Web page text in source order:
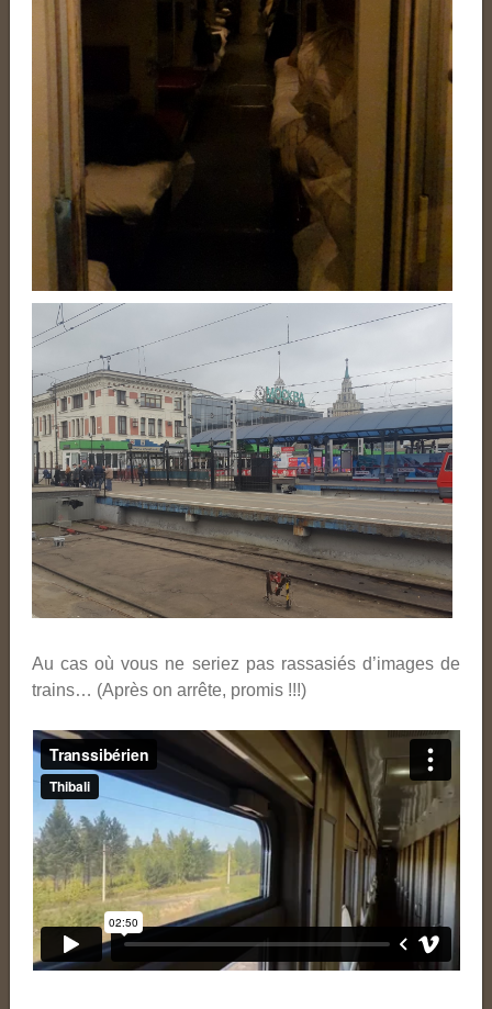
Au cas où vous ne seriez pas rassasiés d’images de
trains… (Après on arrête, promis !!!)